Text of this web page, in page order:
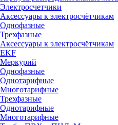
Электросчетчики
Аксессуары к электросчётчикам
Однофазные
Трехфазные
Аксессуары к электросчётчикам
EKF
Меркурий
Однофазные
Однотарифные
Многотарифные
Трехфазные
Однотарифные
Многотарифные